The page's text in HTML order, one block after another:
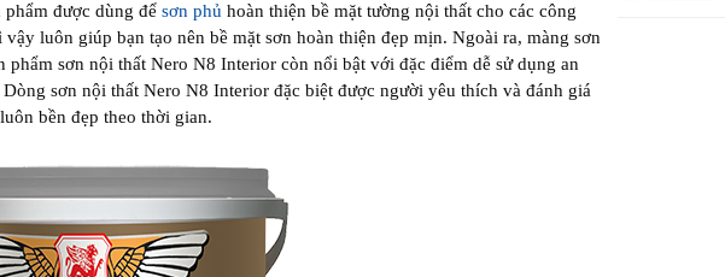
phẩm được dùng để sơn phủ hoàn thiện bề mặt tường nội thất cho các công
luôn giúp bạn tạo nên bề mặt sơn hoàn thiện đẹp mịn. Ngoài ra, màng sơn
sơn nội thất Nero N8 Interior còn nổi bật với đặc điểm dễ sử dụng an
sơn nội thất Nero N8 Interior đặc biệt được người yêu thích và đánh giá
bền đẹp theo thời gian.